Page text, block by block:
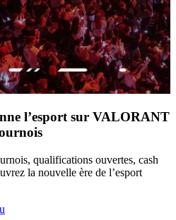
l’esport sur VALORANT
qualifications ouvertes, cash
la nouvelle ère de l’esport